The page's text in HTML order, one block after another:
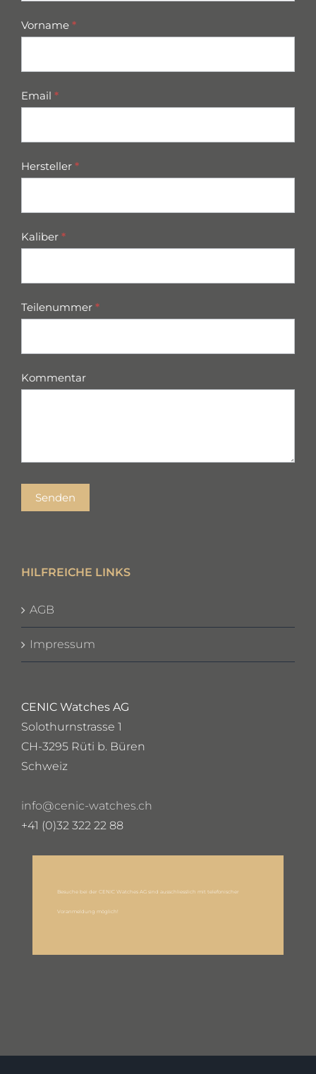
Vorname *
Email *
Hersteller *
Kaliber *
Teilenummer *
Kommentar
Senden
HILFREICHE LINKS
AGB
Impressum
CENIC Watches AG
Solothurnstrasse 1
CH-3295 Rüti b. Büren
Schweiz
info@cenic-watches.ch
+41 (0)32 322 22 88
Besuche bei der CENIC Watches AG sind ausschliesslich mit telefonischer
Voranmeldung möglich!